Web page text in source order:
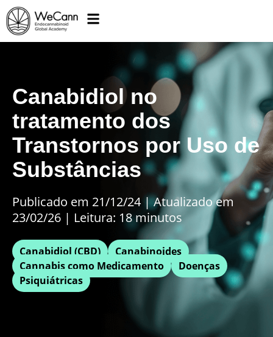
Canabidiol no
tratamento dos
Transtornos por Uso de
Substâncias
Publicado em 21/12/24 |Atualizado em
23/02/26 | Leitura: 18 minutos
Canabidiol (CBD)
Canabinoides
Cannabis como Medicamento
Doenças
Psiquiátricas